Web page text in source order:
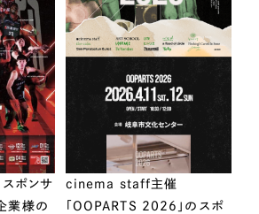
スポンサ
業様の
cinema staff主催
「OOPARTS 2026」のスポ